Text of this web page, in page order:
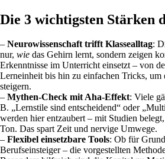
Die 3 wichtigsten Stärken
– Neurowissenschaft trifft Klassealltag:
nur, wie das Gehirn lernt, sondern zeigen
Erkenntnisse im Unterricht einsetzt – von
Lerneinheit bis hin zu einfachen Tricks,
steigern.
– Mythen-Check mit Aha-Effekt: Viele
B. „Lernstile sind entscheidend“ oder
werden hier entzaubert – mit Studien
Ton. Das spart Zeit und nervige Umwege.
– Flexibel einsetzbare Tools: Ob für
Berufseinsteiger – die vorgestellten